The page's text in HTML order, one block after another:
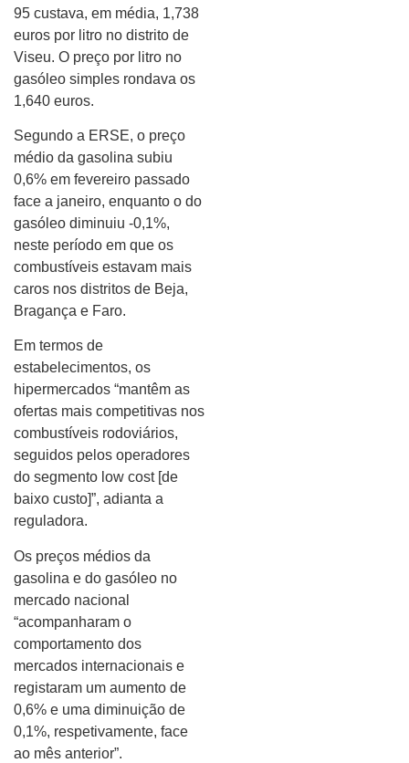
95 custava, em média, 1,738
euros por litro no distrito de
Viseu. O preço por litro no
gasóleo simples rondava os
1,640 euros.
Segundo a ERSE, o preço
médio da gasolina subiu
0,6% em fevereiro passado
face a janeiro, enquanto o do
gasóleo diminuiu -0,1%,
neste período em que os
combustíveis estavam mais
caros nos distritos de Beja,
Bragança e Faro.
Em termos de
estabelecimentos, os
hipermercados “mantêm as
ofertas mais competitivas nos
combustíveis rodoviários,
seguidos pelos operadores
do segmento low cost [de
baixo custo]”, adianta a
reguladora.
Os preços médios da
gasolina e do gasóleo no
mercado nacional
“acompanharam o
comportamento dos
mercados internacionais e
registaram um aumento de
0,6% e uma diminuição de
0,1%, respetivamente, face
ao mês anterior”.